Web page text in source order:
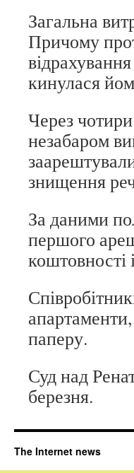
Загальна
Причому
кинулася
Через
незабаром
знищення
За даними
першого
коштовності
паперу.
Суд над
березня.
The Internet news